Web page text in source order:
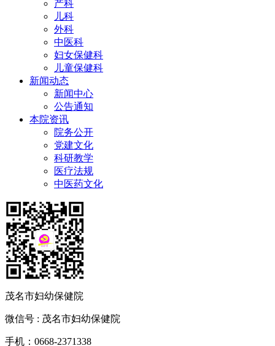
产科
儿科
外科
中医科
妇女保健科
儿童保健科
新闻动态
新闻中心
公告通知
本院资讯
院务公开
党建文化
科研教学
医疗法规
中医药文化
茂名市妇幼保健院
微信号 : 茂名市妇幼保健院
手机：0668-2371338